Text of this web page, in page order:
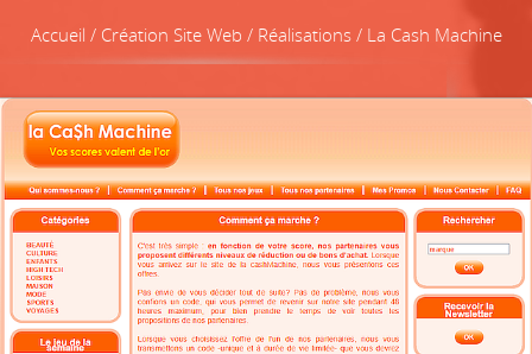
Accueil / Création Site Web / Réalisations / La Cash Machine